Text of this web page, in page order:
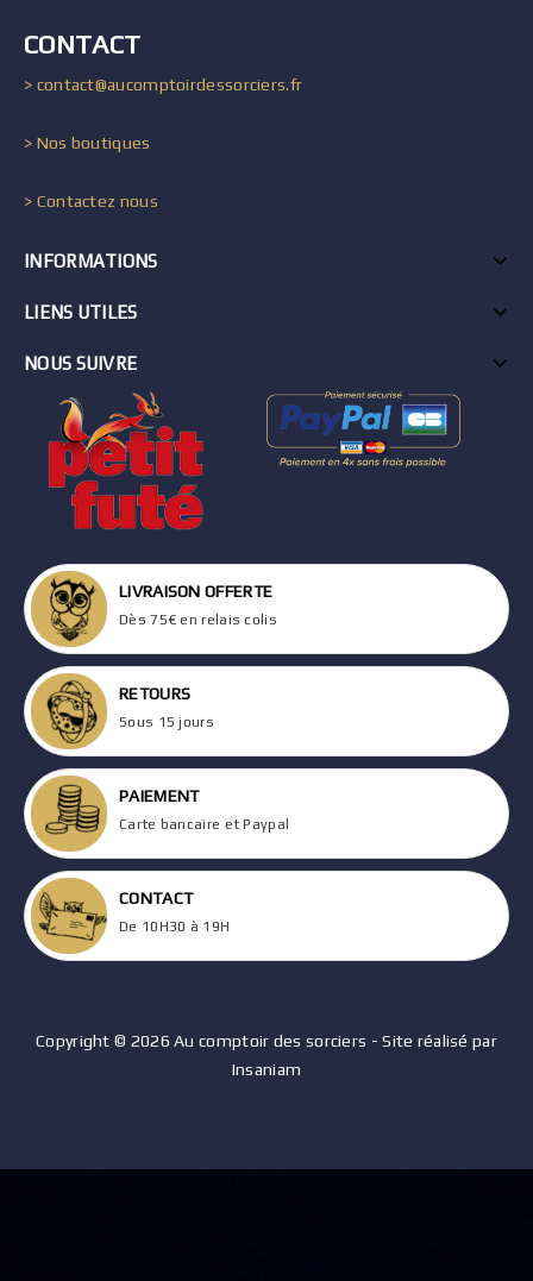
CONTACT
> contact@aucomptoirdessorciers.fr
> Nos boutiques
> Contactez nous
INFORMATIONS
LIENS UTILES
NOUS SUIVRE
LIVRAISON OFFERTE
Dès 75€ en relais colis
RETOURS
Sous 15 jours
PAIEMENT
Carte bancaire et Paypal
CONTACT
De 10H30 à 19H
Copyright © 2026 Au comptoir des sorciers - Site réalisé par
Insaniam